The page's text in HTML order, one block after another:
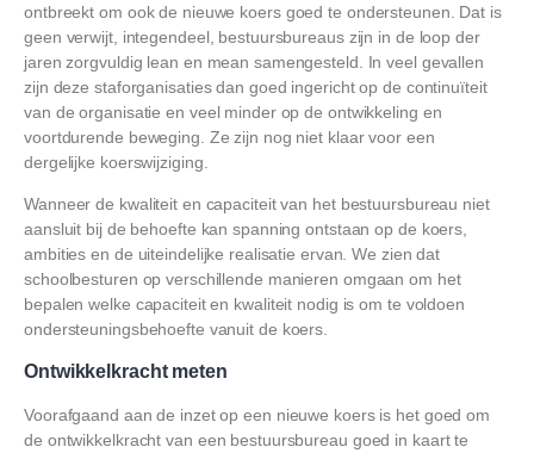
ontbreekt om ook de nieuwe koers goed te ondersteunen. Dat is
geen verwijt, integendeel, bestuursbureaus zijn in de loop der
jaren zorgvuldig lean en mean samengesteld. In veel gevallen
zijn deze staforganisaties dan goed ingericht op de continuïteit
van de organisatie en veel minder op de ontwikkeling en
voortdurende beweging. Ze zijn nog niet klaar voor een
dergelijke koerswijziging.
Wanneer de kwaliteit en capaciteit van het bestuursbureau niet
aansluit bij de behoefte kan spanning ontstaan op de koers,
ambities en de uiteindelijke realisatie ervan. We zien dat
schoolbesturen op verschillende manieren omgaan om het
bepalen welke capaciteit en kwaliteit nodig is om te voldoen
ondersteuningsbehoefte vanuit de koers.
Ontwikkelkracht meten
Voorafgaand aan de inzet op een nieuwe koers is het goed om
de ontwikkelkracht van een bestuursbureau goed in kaart te